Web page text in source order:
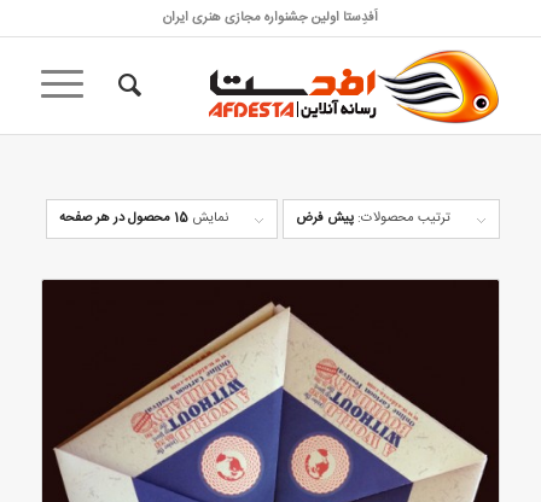
اَفدِستا اولین جشنواره مجازی هنری ایران
ترتیب محصولات: پیش فرض نمایش 15 محصول در هر صفحه